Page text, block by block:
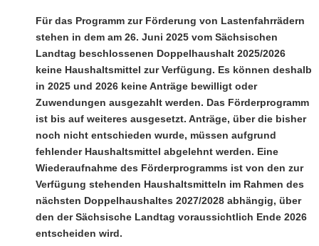
Für das Programm zur Förderung von Lastenfahrrädern
stehen in dem am 26. Juni 2025 vom Sächsischen
Landtag beschlossenen Doppelhaushalt 2025/2026
keine Haushaltsmittel zur Verfügung. Es können deshalb
in 2025 und 2026 keine Anträge bewilligt oder
Zuwendungen ausgezahlt werden. Das Förderprogramm
ist bis auf weiteres ausgesetzt. Anträge, über die bisher
noch nicht entschieden wurde, müssen aufgrund
fehlender Haushaltsmittel abgelehnt werden. Eine
Wiederaufnahme des Förderprogramms ist von den zur
Verfügung stehenden Haushaltsmitteln im Rahmen des
nächsten Doppelhaushaltes 2027/2028 abhängig, über
den der Sächsische Landtag voraussichtlich Ende 2026
entscheiden wird.